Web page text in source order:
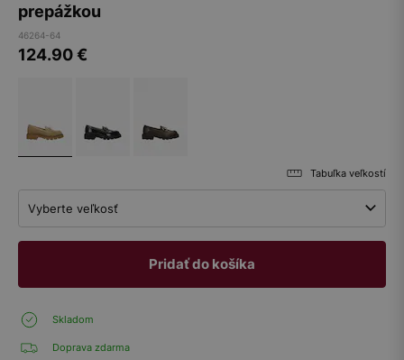
prepážkou
46264-64
124.90€
Tabuľka veľkostí
Vyberte veľkosť
Pridať do košíka
Skladom
Doprava zdarma